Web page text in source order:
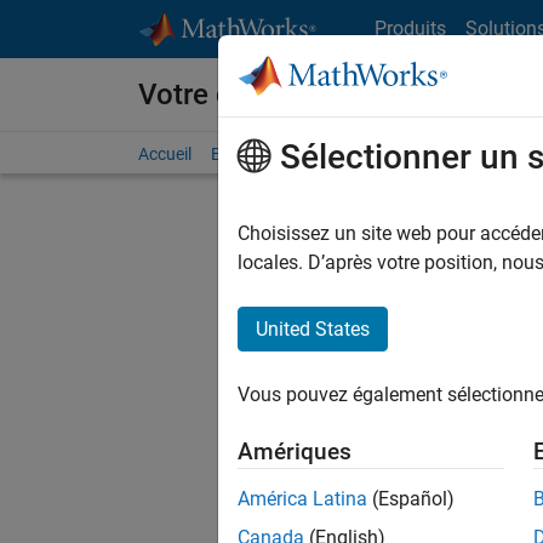
Produits
Votre carrière chez MathWorks
Accueil Explorer nos opportunités Adresses de
d'offre
Les
Sélectionner un
Choisissez un site web pour
locales. D’après votre position,
United States
Vous pouvez également
Amériques
América Latina (Español)
Canada (English)